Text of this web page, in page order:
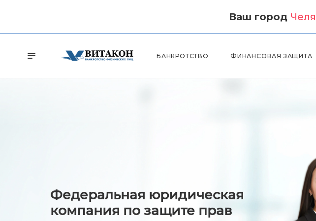
Ваш город
БАНКРОТСТВО ФИНАНСОВАЯ ЗАЩИТА
Федеральная юридическая
компания по защите прав